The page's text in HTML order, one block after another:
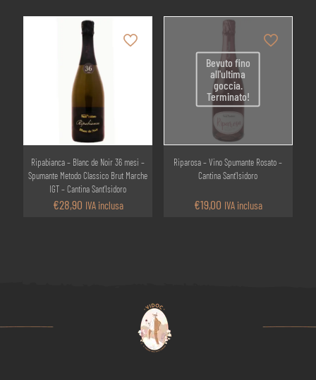
Ripabianca – Blanc de Noir 36 mesi –
Spumante Metodo Classico Brut Marche
IGT – Cantina Sant’Isidoro
€28,90 IVA inclusa
Bevuto fino
all'ultima
goccia.
Terminato!
Riparosa – Vino Spumante Rosato –
Cantina Sant’Isidoro
€19,00 IVA inclusa